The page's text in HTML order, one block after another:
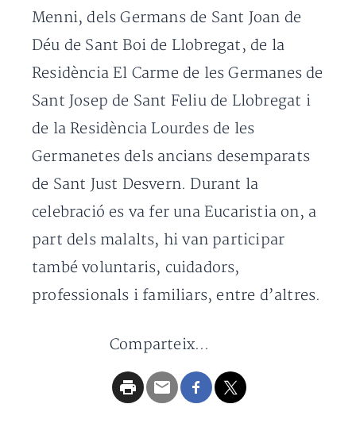
Menni, dels Germans de Sant Joan de
Déu de Sant Boi de Llobregat, de la
Residència El Carme de les Germanes de
Sant Josep de Sant Feliu de Llobregat i
de la Residència Lourdes de les
Germanetes dels ancians desemparats
de Sant Just Desvern. Durant la
celebració es va fer una Eucaristia on, a
part dels malalts, hi van participar
també voluntaris, cuidadors,
professionals i familiars, entre d’altres.
Comparteix...